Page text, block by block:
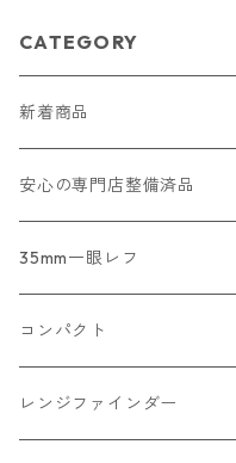
CATEGORY
新着商品
2026/07/18
2026/07/12
2026/07/11
2026/07/10
安心の専門店整備済品
コンパクトカメラ
一眼レフ・レンジファイン
中判カメラ
35mm一眼レフ
Nikon
Canon
コンパクト
Nikon
レンジファインダー